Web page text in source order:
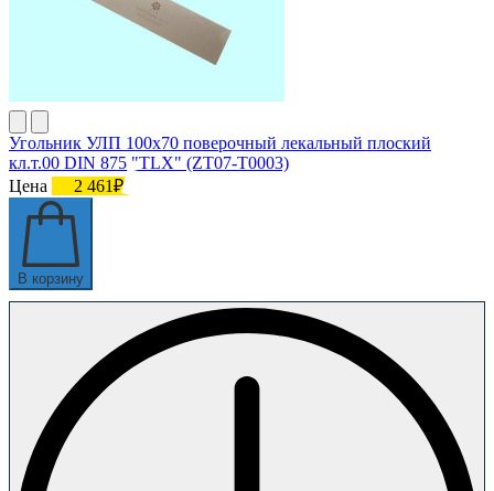
Угольник УЛП 100х70 поверочный лекальный плоский
кл.т.00 DIN 875 "TLX" (ZT07-T0003)
Цена
2 461₽
В корзину